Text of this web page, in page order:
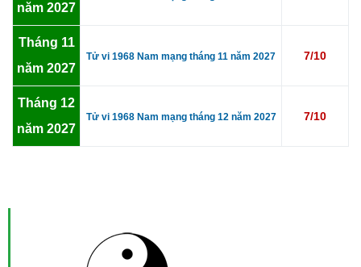
năm 2027
Tháng 11
năm 2027
Tử vi 1968 Nam mạng tháng 11 năm 2027 7/10
Tháng 12
năm 2027
Tử vi 1968 Nam mạng tháng 12 năm 2027 7/10